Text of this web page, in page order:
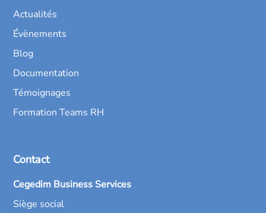
Actualités
Évènements
Blog
Documentation
Témoignages
Formation Teams RH
Contact
Cegedim Business Services
Siège social